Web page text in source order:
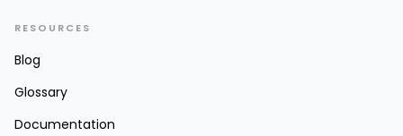
RESOURCES
Blog
Glossary
Documentation